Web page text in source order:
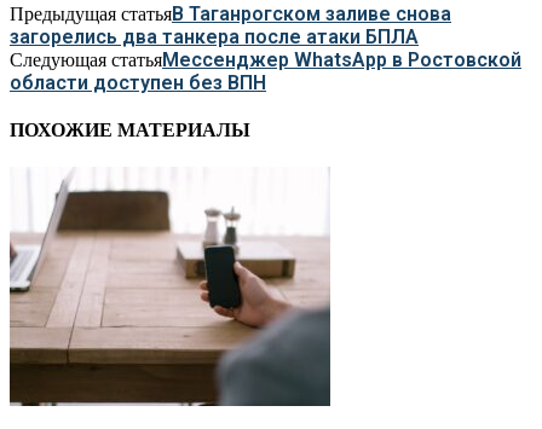
Предыдущая статьяВ Таганрогском заливе снова
загорелись два танкера после атаки БПЛА
Следующая статьяМессенджер WhatsApp в Ростовской
области доступен без ВПН
ПОХОЖИЕ МАТЕРИАЛЫ